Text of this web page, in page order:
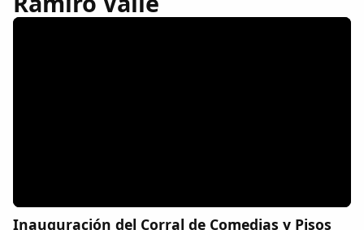
Comunidad
Inauguración del Corral de Comedias y Pisos